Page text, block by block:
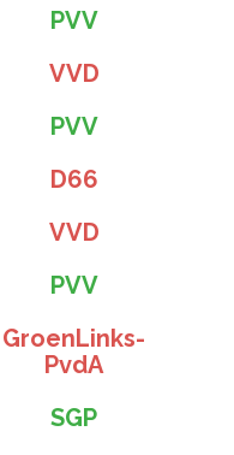
PVV
VVD
PVV
D66
VVD
PVV
GroenLinks-
PvdA
SGP